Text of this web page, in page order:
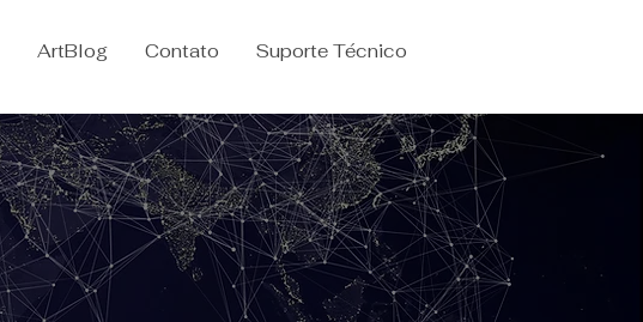
ArtBlog Contato Suporte Técnico